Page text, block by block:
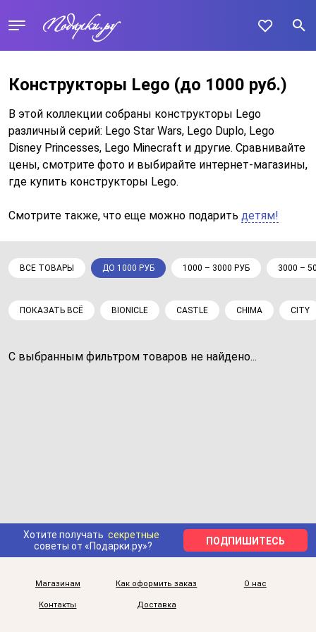
Конструкторы Lego (до 1000 руб.)
В этой коллекции собраны конструкторы Lego
различный серий: Lego Star Wars, Lego Duplo, Lego
Disney Princesses, Lego Minecraft и другие. Сравнивайте
цены, смотрите фото и выбирайте интернет-магазины,
где купить конструкторы Lego.
Смотрите также, что еще можно подарить детям!
ВСЕ ТОВАРЫ ДО 1000 РУБ 1000 – 3000 РУБ 3000 –
ПОКАЗАТЬ ВСЁ BIONICLE CASTLE CHIMA CITY
С выбранным фильтром товаров не найдено...
Хотите получать секретные
советы от «Подарки.ру»?
ПОДПИШИТЕСЬ
Магазинам Как оформить заказ О нас
Контакты Доставка